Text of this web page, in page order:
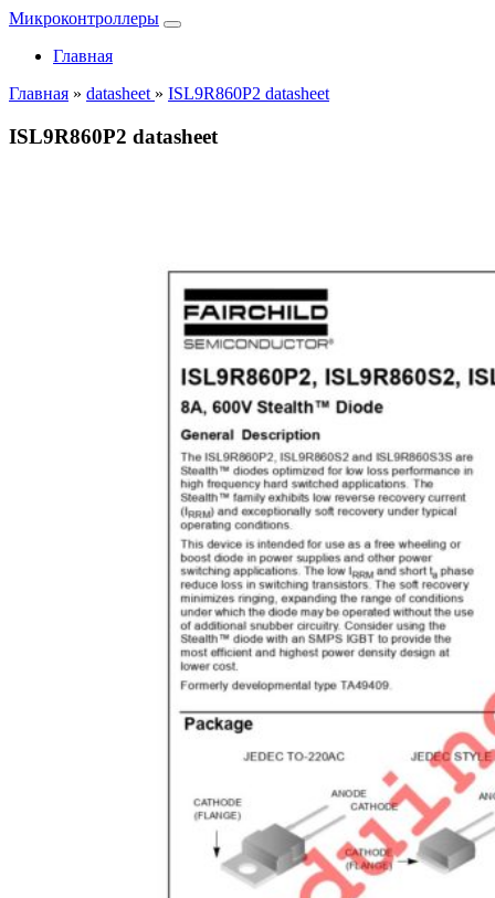
Микроконтроллеры
Главная
Главная » datasheet » ISL9R860P2 datasheet
ISL9R860P2 datasheet